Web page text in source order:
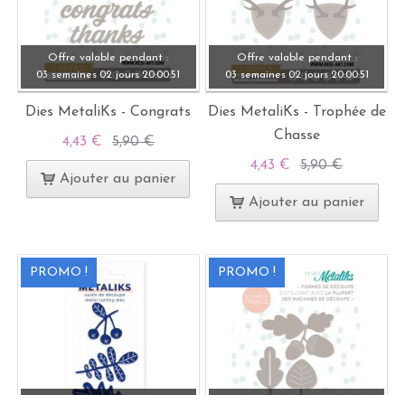
Offre valable pendant :
03 semaines 02 jours 20:00:49
Dies MetaliKs - Congrats
4,43 € 5,90 €
Ajouter au panier
Offre valable pendant :
03 semaines 02 jours 20:00:49
Dies MetaliKs - Trophée de
Chasse
4,43 € 5,90 €
Ajouter au panier
PROMO ! PROMO !